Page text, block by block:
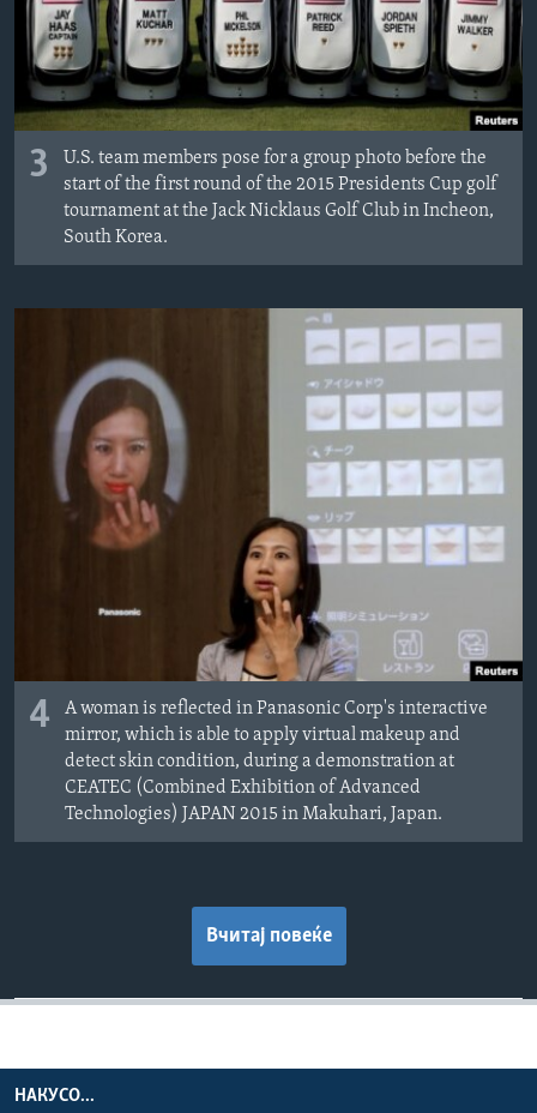
3
U.S. team members pose for a group photo before the
start of the first round of the 2015 Presidents Cup golf
tournament at the Jack Nicklaus Golf Club in Incheon,
South Korea.
4
A woman is reflected in Panasonic Corp's interactive
mirror, which is able to apply virtual makeup and
detect skin condition, during a demonstration at
CEATEC (Combined Exhibition of Advanced
Technologies) JAPAN 2015 in Makuhari, Japan.
Вчитај повеќе
НАКУСО...